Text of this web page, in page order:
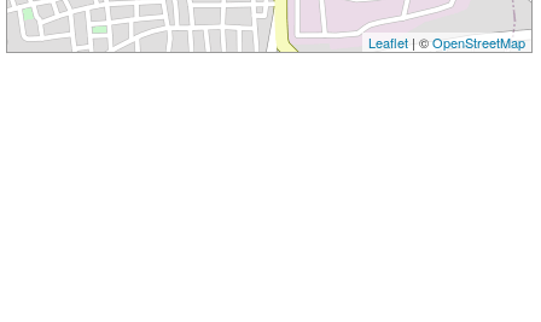
Leaflet| ©OpenStreetMap